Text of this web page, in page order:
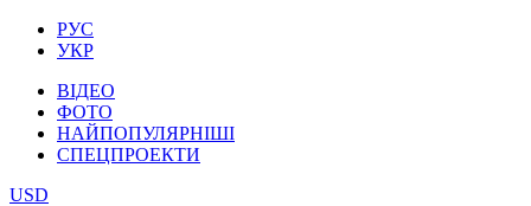
РУС
УКР
ВІДЕО
ФОТО
НАЙПОПУЛЯРНІШІ
СПЕЦПРОЕКТИ
USD